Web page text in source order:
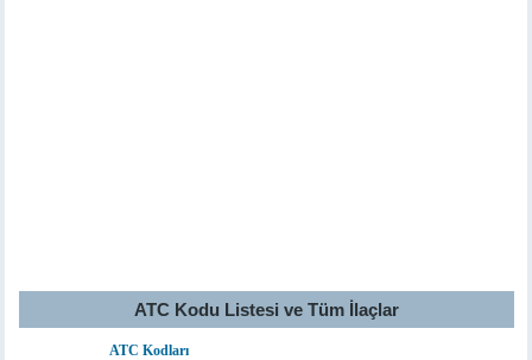
ATC Kodu Listesi ve Tüm İlaçlar
ATC Kodları